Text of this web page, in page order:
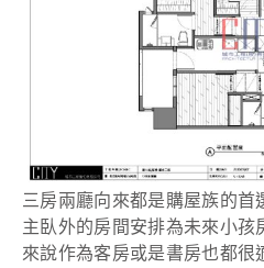
三房兩廳向來都是購屋族的
主臥外的房間安排為未來小孩
來說作為客房或是書房也都很